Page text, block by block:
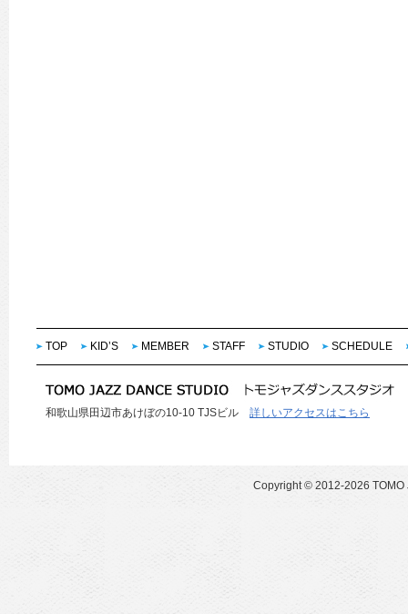
TOP KID’S MEMBER STAFF STUDIO SCHEDULE
和歌山県田辺市あけぼの10-10 TJSビル 詳しいアクセスはこちら
Copyright © 2012-2026 TOMO